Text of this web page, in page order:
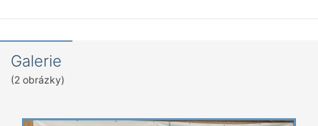
Galerie
(2 obrázky)